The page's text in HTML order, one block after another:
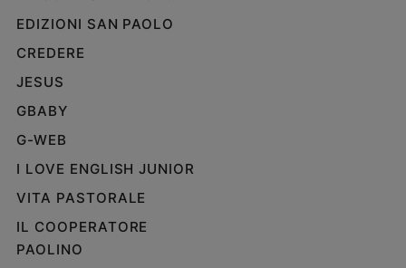
EDIZIONI SAN PAOLO
CREDERE
JESUS
GBABY
G-WEB
I LOVE ENGLISH JUNIOR
VITA PASTORALE
IL COOPERATORE
PAOLINO